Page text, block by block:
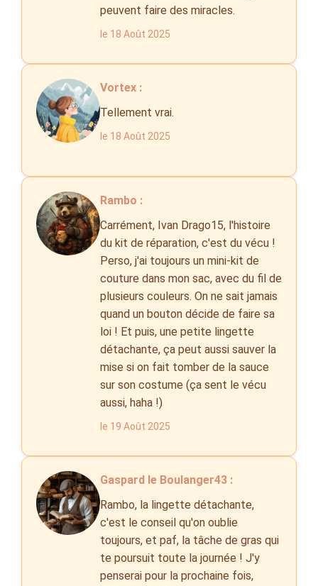
peuvent faire des miracles.
le 18 Août 2025
Vortex :
Tellement vrai.
le 18 Août 2025
Rambo :
Carrément, Ivan Drago15, l'histoire
du kit de réparation, c'est du vécu !
Perso, j'ai toujours un mini-kit de
couture dans mon sac, avec du fil de
plusieurs couleurs. On ne sait jamais
quand un bouton décide de faire sa
loi ! Et puis, une petite lingette
détachante, ça peut aussi sauver la
mise si on fait tomber de la sauce
sur son costume (ça sent le vécu
aussi, haha !)
le 19 Août 2025
Gaspard le Boulanger43 :
Rambo, la lingette détachante,
c'est le conseil qu'on oublie
toujours, et paf, la tâche de gras qui
te poursuit toute la journée ! J'y
penserai pour la prochaine fois,